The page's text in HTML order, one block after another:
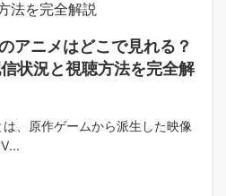
アニメはどこで見れる？
状況と視聴方法を完全解
は、原作ゲームから派生した映像